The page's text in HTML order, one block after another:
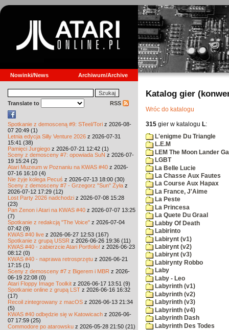
Nowinki/News Archiwum/Archive
Translate to RSS
Spotkanie z demosceną #9: STeel/Tori z 2026-08-
07 20:49 (1)
Letnia edycja Silly Venture 2026 z 2026-07-31
15:41 (38)
Pamięci Jurgiego z 2026-07-21 12:42 (1)
Sceny z demosceny #7: opowiada SuN z 2026-07-
19 15:24 (2)
Atari Muzeum w Poznaniu na KWAS #40 z 2026-
07-16 16:10 (4)
Nie żyje kolega Pecuś z 2026-07-13 18:00 (30)
Sceny z demosceny #7 - Grzegorz "Sun" Żyła z
2026-07-12 17:29 (12)
Lost Party 2026 nadchodzi z 2026-07-08 15:28
(23)
Pan Zenon i Atari na KWAS #40 z 2026-07-07 13:25
(7)
Spotkanie z redakcją "The Voice" z 2026-07-04
07:42 (9)
KWAS #40 live z 2026-06-27 12:53 (167)
Spotkanie z grupą USSR z 2026-06-26 19:36 (11)
KWAS #40 - zabierzcie Atari Portfolio! z 2026-06-23
08:12 (0)
KWAS #40 - naprawa retrosprzętu z 2026-06-21
17:15 (1)
Sceny z demosceny #7 z Bigerem i MBR z 2026-
06-19 22:08 (0)
Atari Floppy Image Toolkit z 2026-06-17 13:51 (9)
Spotkanie online z grupą LST z 2026-06-16 16:32
(17)
Recoil zintegrowany z macOS z 2026-06-13 21:34
(5)
KWAS #40 odbędzie się w Katowicach z 2026-06-
07 17:59 (25)
Commodore po atarowsku z 2026-05-28 21:50 (21)
Katalog gier
Wróc do katalogu
315 gier w katalogu L:
L'enigme Du Triangle
L.E.M
LEM The Moon Lander
LGBT
La Belle Lucie
La Chasse Aux Fautes
La Course Aux Hapax
La France, J'Aime
La Peste
La Princesa
La Quete Du Graal
Labby Of Death
Labirinto
Labirynt (v1)
Labirynt (v2)
Labirynt (v3)
Labirynty Robbo
Laby
Laby - Leo
Labyrinth (v1)
Labyrinth (v2)
Labyrinth (v3)
Labyrinth (v4)
Labyrinth Dash
Labyrinth Des Todes